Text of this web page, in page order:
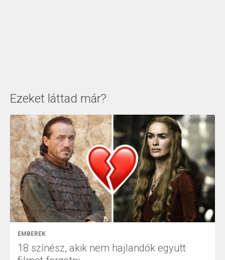
Ezeket láttad már?
EMBEREK
18 színész, akik nem hajlandók együtt